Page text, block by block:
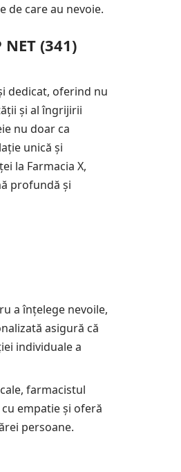
de care au nevoie.
(341)
dedicat, oferind nu
și al îngrijirii
nu doar ca
unică și
la Farmacia X,
profundă și
a înțelege nevoile,
asigură că
individuale a
farmacistul
empatie și oferă
persoane.